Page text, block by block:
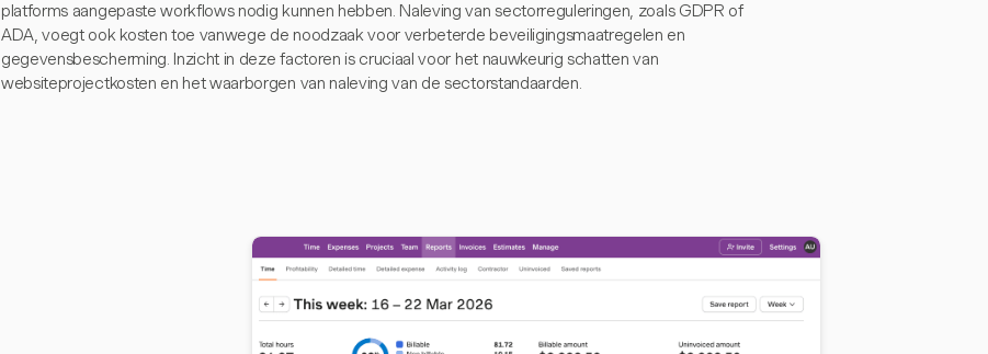
platforms aangepaste workflows nodig kunnen hebben. Naleving van sectorreguleringen, zoals GDPR of
ADA, voegt ook kosten toe vanwege de noodzaak voor verbeterde beveiligingsmaatregelen en
gegevensbescherming. Inzicht in deze factoren is cruciaal voor het nauwkeurig schatten van
websiteprojectkosten en het waarborgen van naleving van de sectorstandaarden.